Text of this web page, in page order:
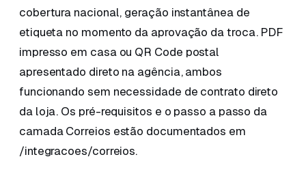
cobertura nacional, geração instantânea de
etiqueta no momento da aprovação da troca. PDF
impresso em casa ou QR Code postal
apresentado direto na agência, ambos
funcionando sem necessidade de contrato direto
da loja. Os pré-requisitos e o passo a passo da
camada Correios estão documentados em
/integracoes/correios.